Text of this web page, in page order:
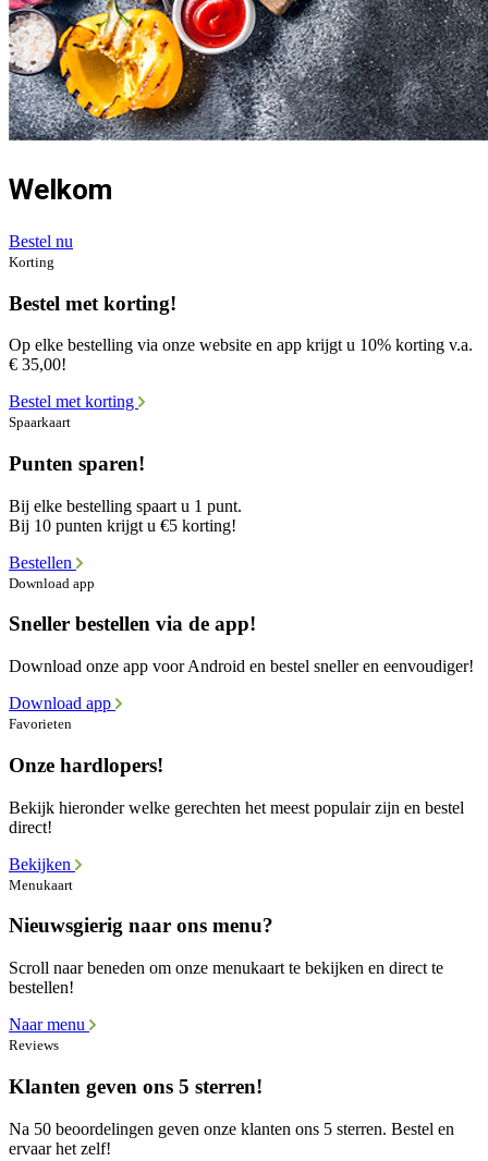
Welkom
Bestel nu
Korting
Bestel met korting!
Op elke bestelling via onze website en app krijgt u 10% korting v.a.
€ 35,00!
Bestel met korting
Spaarkaart
Punten sparen!
Bij elke bestelling spaart u 1 punt.
Bij 10 punten krijgt u €5 korting!
Bestellen
Download app
Sneller bestellen via de app!
Download onze app voor Android en bestel sneller en eenvoudiger!
Download app
Favorieten
Onze hardlopers!
Bekijk hieronder welke gerechten het meest populair zijn en bestel
direct!
Bekijken
Menukaart
Nieuwsgierig naar ons menu?
Scroll naar beneden om onze menukaart te bekijken en direct te
bestellen!
Naar menu
Reviews
Klanten geven ons 5 sterren!
Na 50 beoordelingen geven onze klanten ons 5 sterren. Bestel en
ervaar het zelf!